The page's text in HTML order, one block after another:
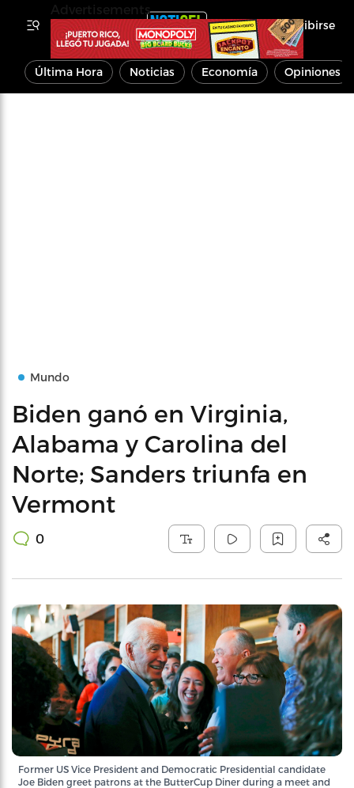
Inscribirse
Última Hora Noticias Economía Opiniones
Mundo
Biden ganó en Virginia,
Alabama y Carolina del
Norte; Sanders triunfa en
Vermont
0
Former US Vice President and Democratic Presidential candidate
Joe Biden greet patrons at the ButterCup Diner during a meet and
Advertisements